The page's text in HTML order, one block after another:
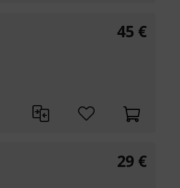
45 €
29 €